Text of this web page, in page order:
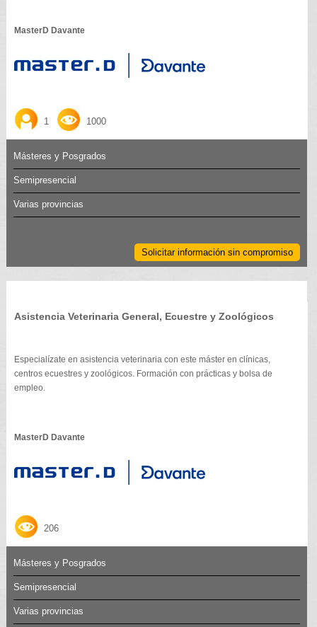
MasterD Davante
1 1000
Másteres y Posgrados
Semipresencial
Varias provincias
Solicitar información sin compromiso
Asistencia Veterinaria General, Ecuestre y Zoológicos
Especialízate en asistencia veterinaria con este máster en clínicas,
centros ecuestres y zoológicos. Formación con prácticas y bolsa de
empleo.
MasterD Davante
206
Másteres y Posgrados
Semipresencial
Varias provincias